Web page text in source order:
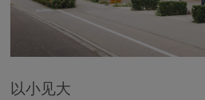
以小见大